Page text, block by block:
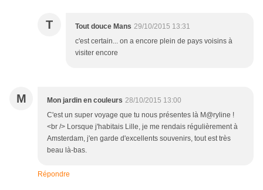
T Tout douce Mans 29/10/2015 13:31
c'est certain... on a encore plein de pays voisins à
visiter encore
M Mon jardin en couleurs 28/10/2015 13:00
C'est un super voyage que tu nous présentes là M@ryline !
<br /> Lorsque j'habitais Lille, je me rendais régulièrement à
Amsterdam, j'en garde d'excellents souvenirs, tout est très
beau là-bas.
Répondre